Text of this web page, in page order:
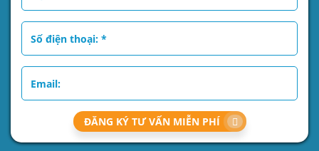
ĐĂNG KÝ TƯ VẤN MIỄN PHÍ